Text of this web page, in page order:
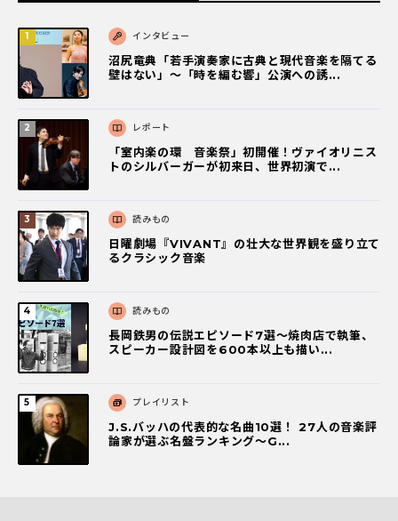
インタビュー
沼尻竜典「若手演奏家に古典と現代音楽を隔てる
壁はない」～「時を編む響」公演への誘...
レポート
「室内楽の環 音楽祭」初開催！ヴァイオリニス
トのシルバーガーが初来日、世界初演で...
読みもの
日曜劇場『VIVANT』の壮大な世界観を盛り立て
るクラシック音楽
読みもの
長岡鉄男の伝説エピソード7選〜焼肉店で執筆、
スピーカー設計図を600本以上も描い...
プレイリスト
J.S.バッハの代表的な名曲10選！ 27人の音楽評
論家が選ぶ名盤ランキング〜G...